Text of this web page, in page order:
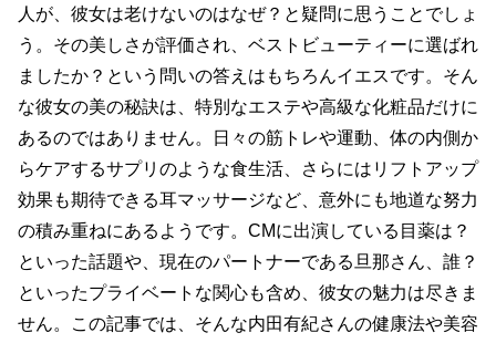
人が、彼女は老けないのはなぜ？と疑問に思うことでしょ
う。その美しさが評価され、ベストビューティーに選ばれ
ましたか？という問いの答えはもちろんイエスです。そん
な彼女の美の秘訣は、特別なエステや高級な化粧品だけに
あるのではありません。日々の筋トレや運動、体の内側か
らケアするサプリのような食生活、さらにはリフトアップ
効果も期待できる耳マッサージなど、意外にも地道な努力
の積み重ねにあるようです。CMに出演している目薬は？
といった話題や、現在のパートナーである旦那さん、誰？
といったプライベートな関心も含め、彼女の魅力は尽きま
せん。この記事では、そんな内田有紀さんの健康法や美容